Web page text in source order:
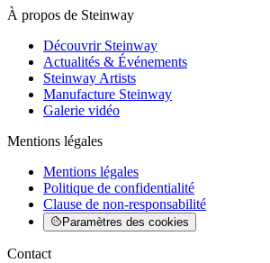
À propos de Steinway
Découvrir Steinway
Actualités & Événements
Steinway Artists
Manufacture Steinway
Galerie vidéo
Mentions légales
Mentions légales
Politique de confidentialité
Clause de non-responsabilité
Paramètres des cookies
Contact